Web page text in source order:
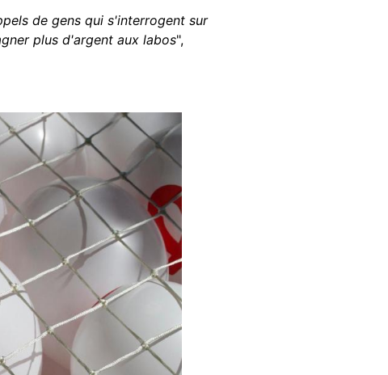
de gens qui s'interrogent sur
plus d'argent aux labos",